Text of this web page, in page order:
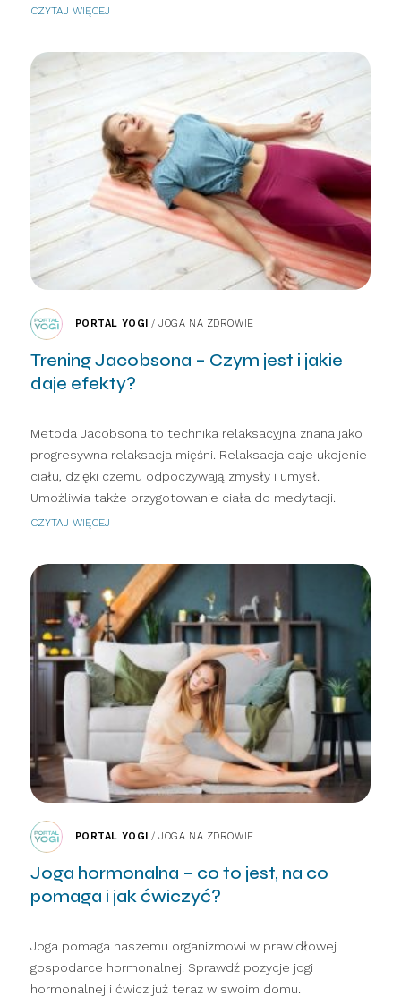
CZYTAJ WIĘCEJ
PORTAL YOGI /JOGA NA ZDROWIE
Trening Jacobsona – Czym jest i jakie
daje efekty?
Metoda Jacobsona to technika relaksacyjna znana jako
progresywna relaksacja mięśni. Relaksacja daje ukojenie
ciału, dzięki czemu odpoczywają zmysły i umysł.
Umożliwia także przygotowanie ciała do medytacji.
CZYTAJ WIĘCEJ
PORTAL YOGI /JOGA NA ZDROWIE
Joga hormonalna – co to jest, na co
pomaga i jak ćwiczyć?
Joga pomaga naszemu organizmowi w prawidłowej
gospodarce hormonalnej. Sprawdź pozycje jogi
hormonalnej i ćwicz już teraz w swoim domu.